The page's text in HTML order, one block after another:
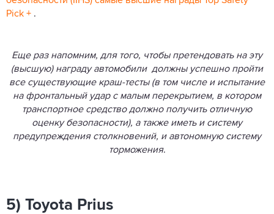
Pick + .
Еще раз напомним, для того, чтобы претендовать на эту
(высшую) награду автомобили должны успешно пройти
все существующие краш-тесты (в том числе и испытание
на фронтальный удар с малым перекрытием, в котором
транспортное средство должно получить отличную
оценку безопасности), а также иметь и систему
предупреждения столкновений, и автономную систему
торможения.
5) Toyota Prius